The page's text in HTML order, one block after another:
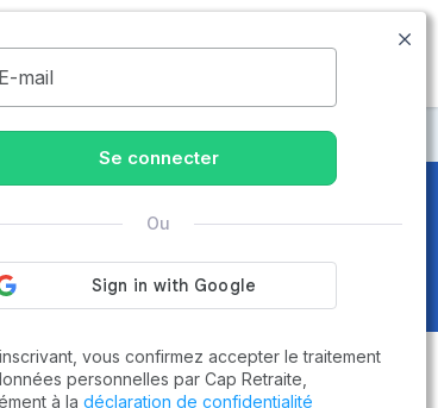
05.79.98.00.06
sur 3
E-mail
Se connecter
Ou
vous confirmez accepter le traitement
personnelles par Cap Retraite,
à la déclaration de confidentialité